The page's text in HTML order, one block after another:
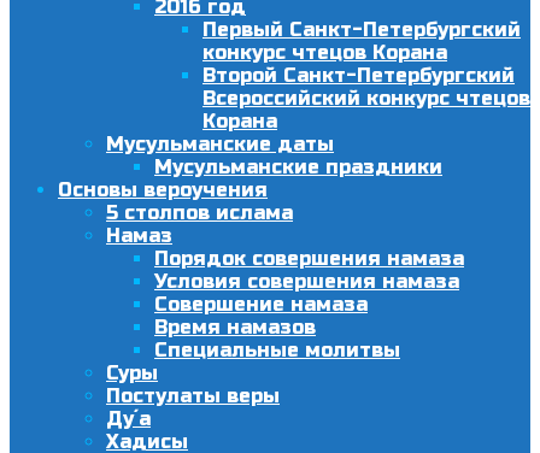
2016 год
Первый Санкт-Петербургский
конкурс чтецов Корана
Второй Санкт-Петербургский
Всероссийский конкурс чтецов
Корана
Мусульманские даты
Мусульманские праздники
Основы вероучения
5 столпов ислама
Намаз
Порядок совершения намаза
Условия совершения намаза
Совершение намаза
Время намазов
Специальные молитвы
Суры
Постулаты веры
Ду´а
Хадисы